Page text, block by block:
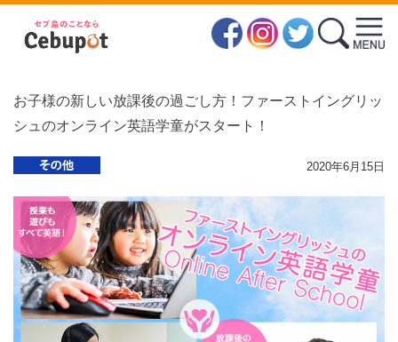
お子様の新しい放課後の過ごし方！ファーストイングリッ
シュのオンライン英語学童がスタート！
2020年6月15日